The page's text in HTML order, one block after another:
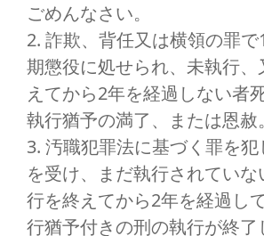
ごめんなさい。
2. 詐欺、背任又は横領の罪
期懲役に処せられ、未執行、
えてから2年を経過しない者
執行猶予の満了、または恩赦。
3. 汚職犯罪法に基づく罪を
を受け、まだ執行されてい
行を終えてから2年を経過し
行猶予付きの刑の執行が終了